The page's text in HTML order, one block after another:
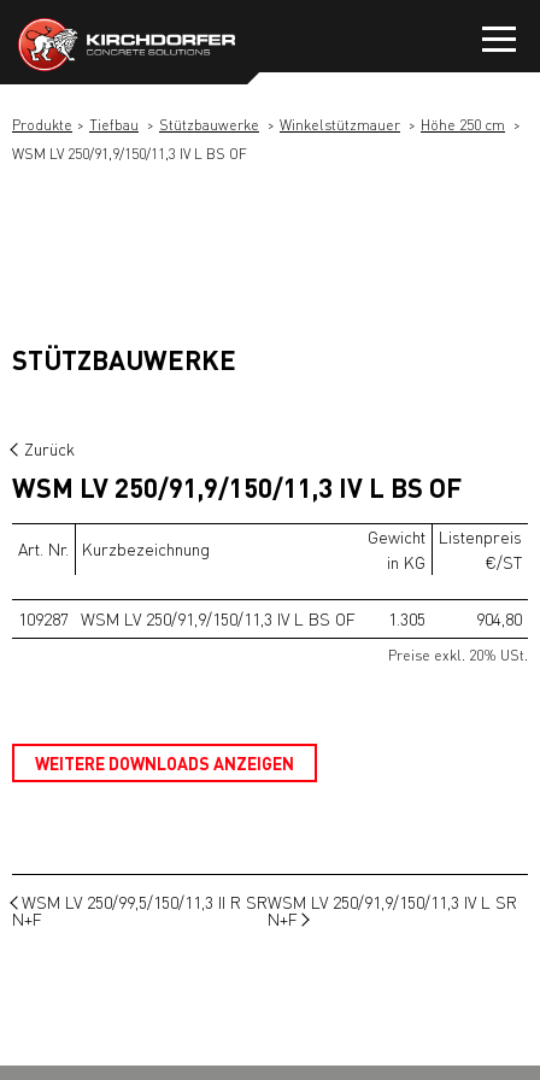
Inhalt
springen
Produkte Tiefbau Stützbauwerke Winkelstützmauer
Höhe 250 cm
WSM LV 250/91,9/150/11,3 IV L BS OF
STÜTZBAUWERKE
Zurück
WSM LV 250/91,9/150/11,3 IV L BS OF
Art. Nr. Kurzbezeichnung
Gewicht
in KG
Listenpreis
€/ST
109287 WSM LV 250/91,9/150/11,3 IV L BS OF 1.305 904,80
Preise exkl. 20% USt.
WEITERE DOWNLOADS ANZEIGEN
WSM LV 250/99,5/150/11,3 II R SR
N+F
WSM LV 250/91,9/150/11,3 IV L SR
N+F